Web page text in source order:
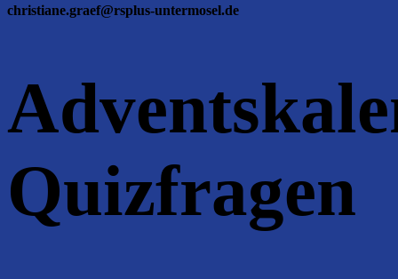
christiane.graef@rsplus-untermosel.de
Quizfragen